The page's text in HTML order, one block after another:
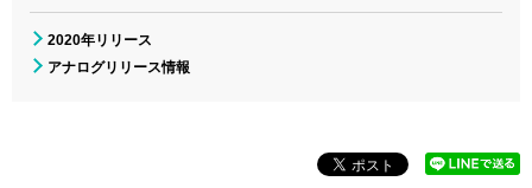
2020年リリース
アナログリリース情報